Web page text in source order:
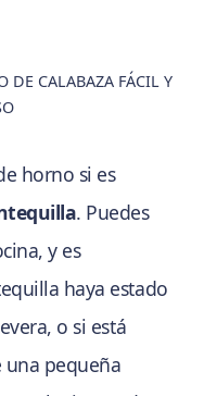
DE CALABAZA FÁCIL Y
horno si es
. Puedes
y es
haya estado
o si está
pequeña